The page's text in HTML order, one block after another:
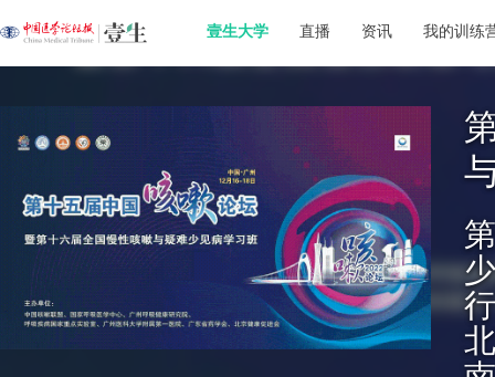
壹生大学 直播 资讯 我的训练